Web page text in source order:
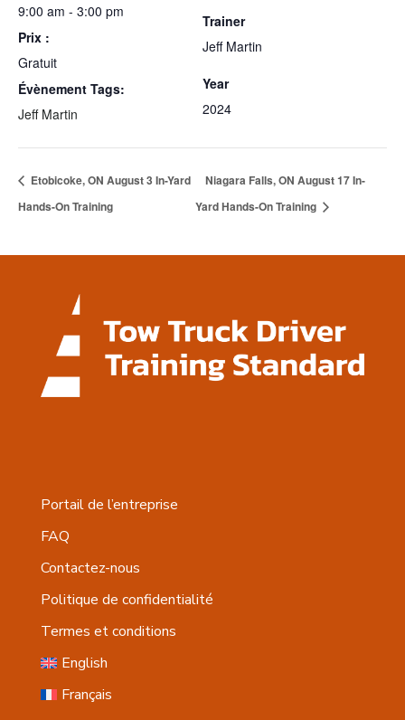
9:00 am - 3:00 pm
Prix :
Gratuit
Évènement Tags:
Jeff Martin
Trainer
Jeff Martin
Year
2024
Etobicoke, ON August 3 In-Yard
Hands-On Training
Niagara Falls, ON August 17 In-
Yard Hands-On Training
Portail de l’entreprise
FAQ
Contactez-nous
Politique de confidentialité
Termes et conditions
English
Français